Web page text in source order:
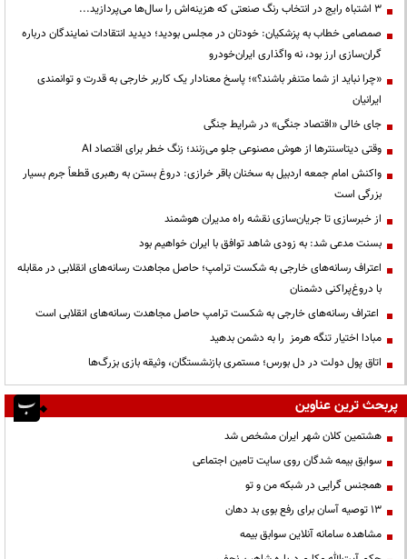
3 اشتباه رایج در انتخاب رنگ صنعتی که هزینه‌اش را سال‌ها می‌پردازید...
صمصامی خطاب به پزشکیان: خودتان در مجلس بودید؛ دیدید انتقادات نمایندگان درباره
گران‌سازی ارز بود، نه واگذاری ایران‌خودرو
«چرا نباید از شما متنفر باشند؟»؛ پاسخ معنادار یک کاربر خارجی به قدرت و توانمندی
ایرانیان
جای خالی «اقتصاد جنگی» در شرایط جنگی
وقتی دیتاسنترها از هوش مصنوعی جلو می‌زنند؛ زنگ خطر برای اقتصاد AI
واکنش امام جمعه اردبیل به سخنان باقر خرازی: دروغ بستن به رهبری قطعاً جرم بسیار
بزرگی است
از خبرسازی تا جریان‌سازی نقشه راه مدیران هوشمند
بسنت مدعی شد: به زودی شاهد توافق با ایران خواهیم بود
اعتراف رسانه‌های خارجی به شکست ترامپ؛ حاصل مجاهدت رسانه‌های انقلابی در مقابله
با دروغ‌پراکنی دشمنان
اعتراف رسانه‌های خارجی به شکست ترامپ حاصل مجاهدت رسانه‌های انقلابی است
مبادا اختیار تنگه هرمز را به دشمن بدهید
اتاق پول دولت در دل بورس؛ مستمری بازنشستگان، وثیقه بازی بزرگ‌ها
پربحث ترین عناوین
هشتمین کلان شهر ایران مشخص شد
سوابق بیمه شدگان روی سایت تامین اجتماعی
همجنس گرایی در شبکه من و تو
13 توصیه آسان برای رفع بوی بد دهان
مشاهده سامانه آنلاين سوابق بیمه